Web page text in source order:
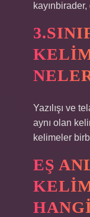
Yazılışı ve
aynı olan
kelimeler
EŞ